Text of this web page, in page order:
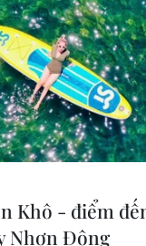
NGUYỄN THỊ
Quy
Hỗ trợ
TTXVN
Quảng
Khô - điểm
Nhơn Đông